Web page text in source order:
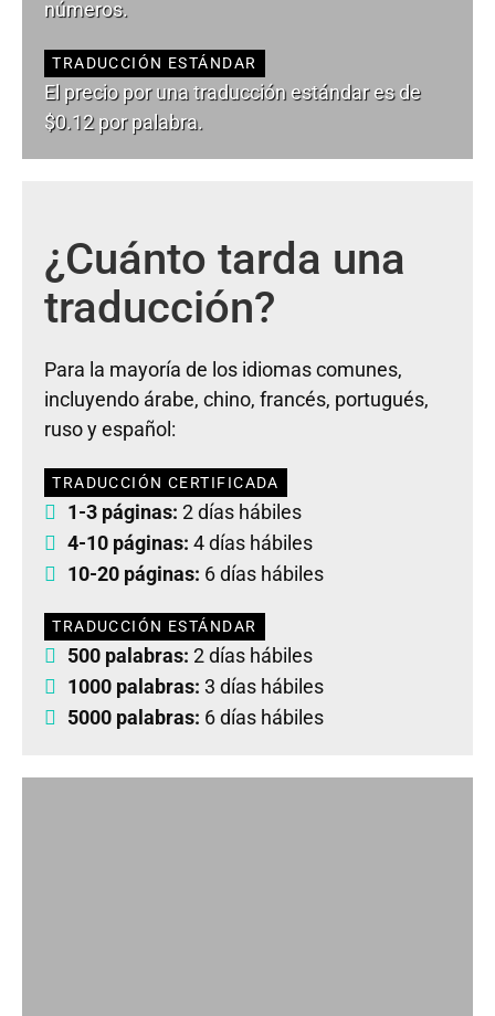
números.
TRADUCCIÓN ESTÁNDAR
El precio por una traducción estándar es de
$0.12 por palabra.
¿Cuánto tarda una
traducción?
Para la mayoría de los idiomas comunes,
incluyendo árabe, chino, francés, portugués,
ruso y español:
TRADUCCIÓN CERTIFICADA
1-3 páginas: 2 días hábiles
4-10 páginas: 4 días hábiles
10-20 páginas: 6 días hábiles
TRADUCCIÓN ESTÁNDAR
500 palabras: 2 días hábiles
1000 palabras: 3 días hábiles
5000 palabras: 6 días hábiles